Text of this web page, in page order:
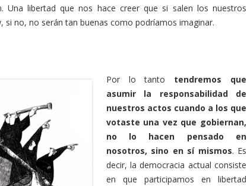
Una libertad que nos hace creer que si salen los nuestros
si no, no serán tan buenas como podríamos imaginar.
Por lo tanto tendremos que
asumir la responsabilidad de
nuestros actos cuando a los que
votaste una vez que gobiernan,
no lo hacen pensado en
nosotros, sino en sí mismos. Es
decir, la democracia actual consiste
en que participamos en libertad